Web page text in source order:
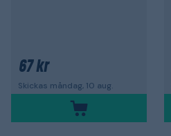
67 kr
Skickas måndag, 10 aug.